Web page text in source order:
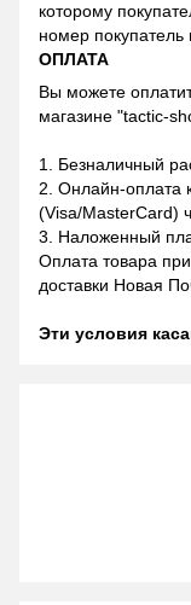
которому
номер покупатель
ОПЛАТА
Вы можете
магазине "tactic-
1. Безналичный
2. Онлайн-оплата
(Visa/MasterCard)
3. Наложенный
Оплата товара
доставки Новая
Эти условия